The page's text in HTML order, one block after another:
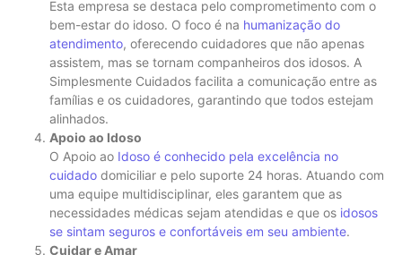
Esta empresa se destaca pelo comprometimento com o
bem-estar do idoso. O foco é na humanização do
atendimento, oferecendo cuidadores que não apenas
assistem, mas se tornam companheiros dos idosos. A
Simplesmente Cuidados facilita a comunicação entre as
famílias e os cuidadores, garantindo que todos estejam
alinhados.
Apoio ao Idoso
O Apoio ao Idoso é conhecido pela excelência no
cuidado domiciliar e pelo suporte 24 horas. Atuando com
uma equipe multidisciplinar, eles garantem que as
necessidades médicas sejam atendidas e que os idosos
se sintam seguros e confortáveis em seu ambiente.
Cuidar e Amar